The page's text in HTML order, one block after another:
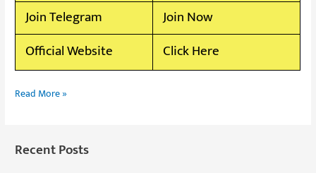
Join Telegram
Join Now
Official Website
Click Here
Read More »
Recent Posts